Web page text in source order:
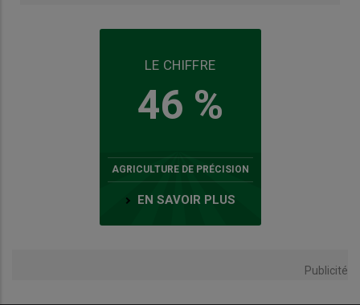
LE CHIFFRE
46 %
AGRICULTURE DE PRÉCISION
EN SAVOIR PLUS
Publicité